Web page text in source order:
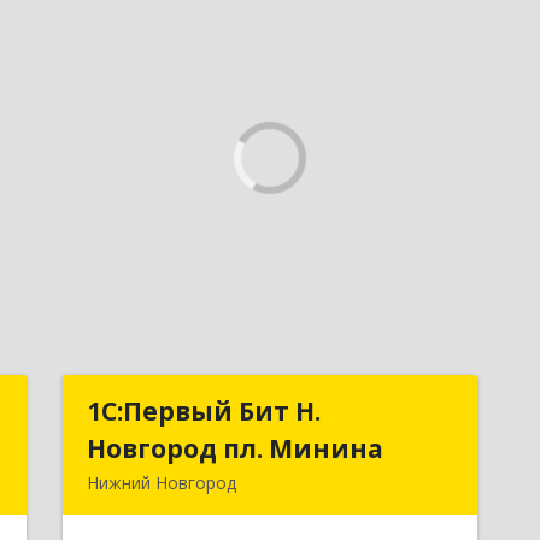
1С:Первый Бит Н.
Новгород пл. Минина
Нижний Новгород
1С:Первый Бит Н.
Новгород пл. Минина